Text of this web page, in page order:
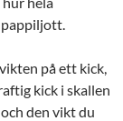
på ett kick,
kick i skallen
den vikt du